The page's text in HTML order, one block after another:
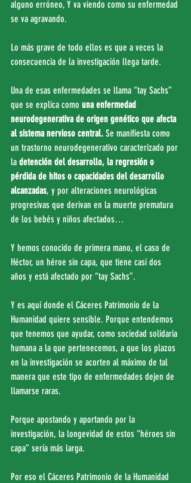
alguno erróneo, Y va viendo como su enfermedad
se va agravando.
Lo más grave de todo ellos es que a veces la
consecuencia de la investigación llega tarde.
Una de esas enfermedades se llama “tay Sachs”
que se explica como una enfermedad
neurodegenerativa de origen genético que afecta
al sistema nervioso central. Se manifiesta como
un trastorno neurodegenerativo caracterizado por
la detención del desarrollo, la regresión o
pérdida de hitos o capacidades del desarrollo
alcanzadas, y por alteraciones neurológicas
progresivas que derivan en la muerte prematura
de los bebés y niños afectados…
Y hemos conocido de primera mano, el caso de
Héctor, un héroe sin capa, que tiene casi dos
años y está afectado por “tay Sachs”.
Y es aquí donde el Cáceres Patrimonio de la
Humanidad quiere sensible. Porque entendemos
que tenemos que ayudar, como sociedad solidaria
humana a la que pertenecemos, a que los plazos
en la investigación se acorten al máximo de tal
manera que este tipo de enfermedades dejen de
llamarse raras.
Porque apostando y aportando por la
investigación, la longevidad de estos “héroes sin
capa” sería más larga.
Por eso el Cáceres Patrimonio de la Humanidad